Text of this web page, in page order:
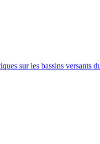
sur les bassins versants